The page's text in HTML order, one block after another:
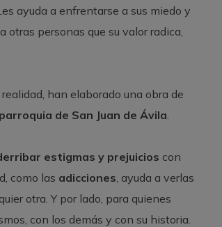
ayuda a enfrentarse a sus miedo y
otras personas que su valor radica,
han elaborado una obra de
de San Juan de Ávila
estigmas y prejuicios con
como las adicciones , ayuda a verlas
otra. Y por lado, para quienes
con los demás y con su historia.